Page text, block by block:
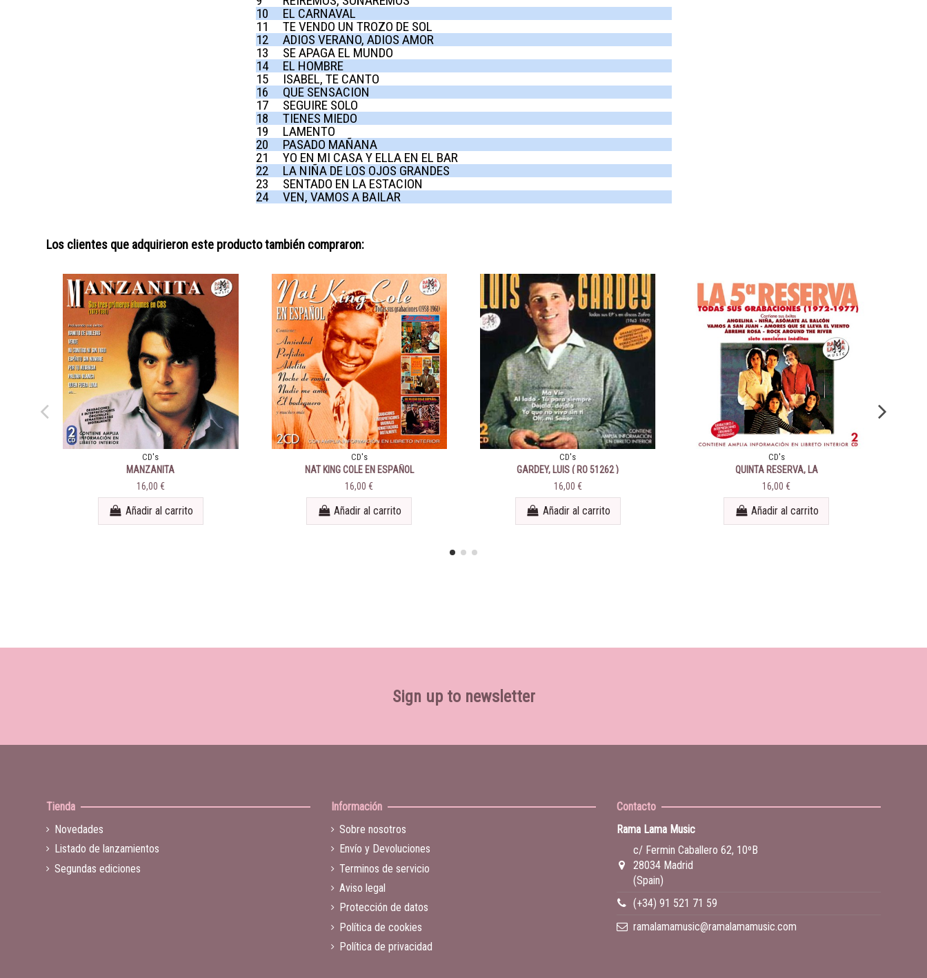
10
EL CARNAVAL
11
TE VENDO UN TROZO DE SOL
12
ADIOS VERANO, ADIOS AMOR
13
SE APAGA EL MUNDO
14
EL HOMBRE
15
ISABEL, TE CANTO
16
QUE SENSACION
17
SEGUIRE SOLO
18
TIENES MIEDO
19
LAMENTO
20
PASADO MAÑANA
21
YO EN MI CASA Y ELLA EN EL BAR
22
LA NIÑA DE LOS OJOS GRANDES
23
SENTADO EN LA ESTACION
24
VEN, VAMOS A BAILAR
Los clientes que adquirieron este producto también compraron:
CD's
MANZANITA
16,00 €
Añadir al carrito
CD's
NAT KING COLE EN ESPAÑOL
16,00 €
Añadir al carrito
CD's
GARDEY, LUIS ( RO 51262 )
16,00 €
Añadir al carrito
CD's
QUINTA RESERVA, LA
16,00 €
Añadir al carrito
Sign up to newsletter
Tienda
Novedades
Listado de lanzamientos
Segundas ediciones
Información
Sobre nosotros
Envío y Devoluciones
Terminos de servicio
Aviso legal
Protección de datos
Política de cookies
Política de privacidad
Contacto
Rama Lama Music
c/ Fermin Caballero 62, 10ºB
28034 Madrid
(Spain)
(+34) 91 521 71 59
ramalamamusic@ramalamamusic.com